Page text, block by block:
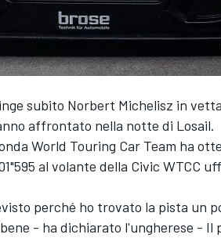
subito Norbert Michelisz in
affrontato nella notte di Losail.
World Touring Car Team ha
al volante della Civic WTCC
perché ho trovato la pista un
- ha dichiarato l'ungherese - Il